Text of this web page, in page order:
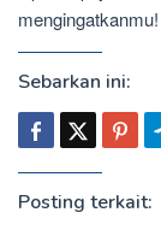
mengingatkanmu!
Sebarkan ini:
Posting terkait: